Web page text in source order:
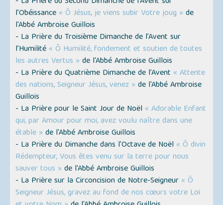
l’Obéissance « Ô Jésus, je viens subir Votre joug » de
l'Abbé Ambroise Guillois
- La Prière du Troisième Dimanche de l’Avent sur
l’Humilité « Ô Humilité, fondement et soutien de toutes
les autres Vertus » de l'Abbé Ambroise Guillois
- La Prière du Quatrième Dimanche de l’Avent « Attente
des nations, Seigneur Jésus, venez » de l'Abbé Ambroise
Guillois
- La Prière pour le Saint Jour de Noël « Adorable Enfant
qui, par Amour pour moi, avez voulu naître dans une
étable » de l'Abbé Ambroise Guillois
- La Prière du Dimanche dans l'Octave de Noël « Ô divin
Rédempteur, Vous êtes venu sur la terre pour nous
sauver tous » de l'Abbé Ambroise Guillois
- La Prière sur la Circoncision de Notre-Seigneur « Ô
Seigneur Jésus, gravez au fond de nos cœurs votre Loi